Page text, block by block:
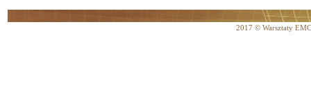
2017 © Warsztaty